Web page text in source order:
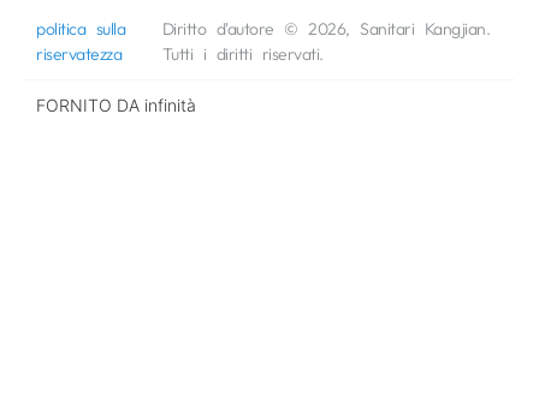
politica sulla
riservatezza
Diritto d'autore © 2026, Sanitari Kangjian.
Tutti i diritti riservati.
FORNITO DA infinità